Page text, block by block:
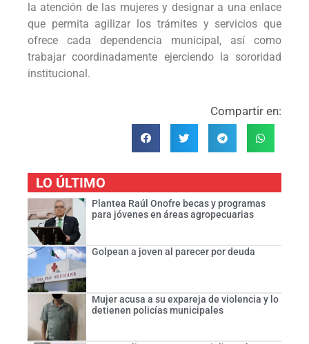
la atención de las mujeres y designar a una enlace
que permita agilizar los trámites y servicios que
ofrece cada dependencia municipal, así como
trabajar coordinadamente ejerciendo la sororidad
institucional.
Compartir en:
LO ÚLTIMO
Plantea Raúl Onofre becas y programas
para jóvenes en áreas agropecuarias
Golpean a joven al parecer por deuda
Mujer acusa a su expareja de violencia y lo
detienen policías municipales